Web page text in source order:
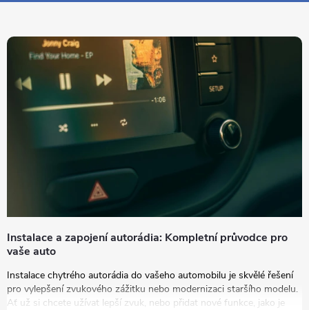
t
Instalace a zapojení autorádia: Kompletní průvodce pro
vaše auto
Instalace chytrého autorádia do vašeho automobilu je skvělé řešení
pro vylepšení zvukového zážitku nebo modernizaci staršího modelu.
Ať už si chcete užívat lepší zvuk, nebo přidat nové funkce, jako je